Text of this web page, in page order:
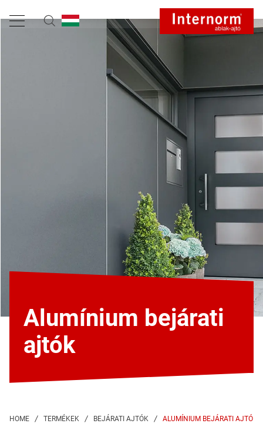
Alumínium bejárati
ajtók
ALUMÍNIUM BEJÁRATI AJTÓK